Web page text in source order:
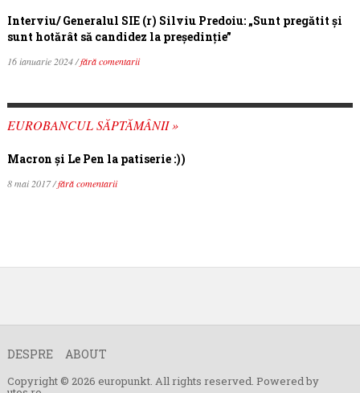
Interviu/ Generalul SIE (r) Silviu Predoiu: „Sunt pregătit și
sunt hotărât să candidez la președinție”
16 ianuarie 2024 /fără comentarii
EUROBANCUL SĂPTĂMÂNII »
Macron şi Le Pen la patiserie :))
8 mai 2017 /fără comentarii
DESPRE ABOUT
Copyright © 2026 europunkt. All rights reserved. Powered by